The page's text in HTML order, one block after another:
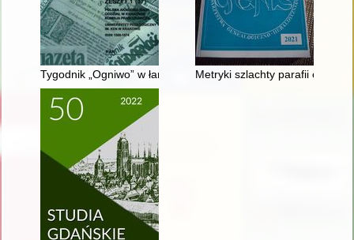
Tygodnik „Ogniwo” w łańcuchu prasy polonijnej w Nowym
Metryki szlachty parafii